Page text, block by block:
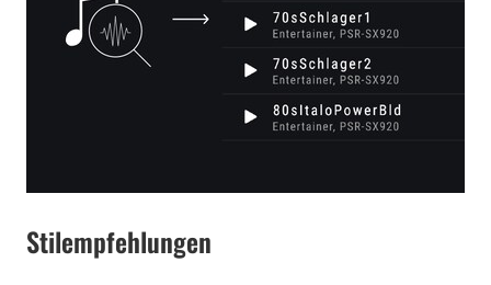
Stilempfehlungen